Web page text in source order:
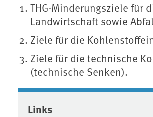
THG-Minderungsziele für
Landwirtschaft sowie
Ziele für die
Ziele für die technische
(technische Senken).
Associated content
Links